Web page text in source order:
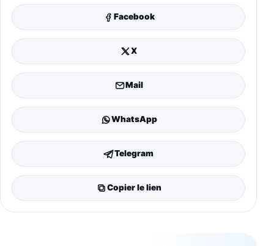
Facebook
X
Mail
WhatsApp
Telegram
Copier le lien